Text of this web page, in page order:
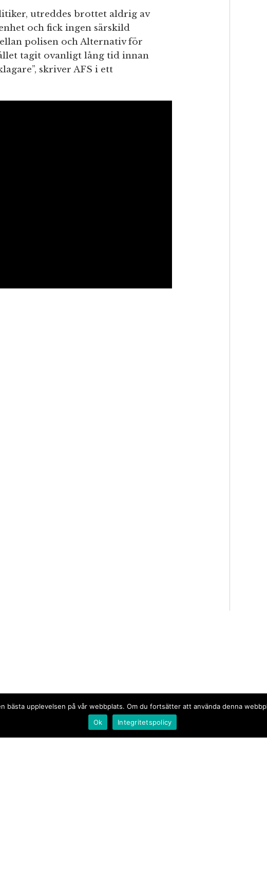
utreddes brottet aldrig av
och fick ingen särskild
polisen och Alternativ för
tagit ovanligt lång tid innan
skriver AFS i ett
bästa upplevelsen på vår webbplats. Om du fortsätter att använda denna
Ok
Integritetspolicy